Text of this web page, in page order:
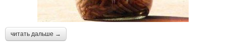
читать дальше →